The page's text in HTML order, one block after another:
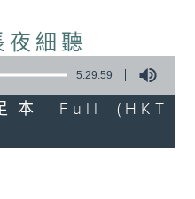
忘了第四台這裡總有
細聽
5:29:59
本 Full (HKT